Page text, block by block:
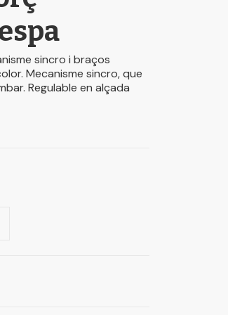
sincro i braços
Mecanisme sincro, que
Regulable en alçada